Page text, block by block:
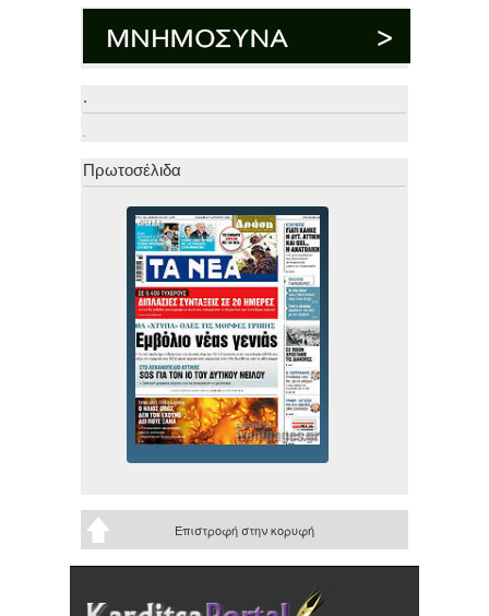
.
.
Πρωτοσέλιδα
Επιστροφή στην κορυφή